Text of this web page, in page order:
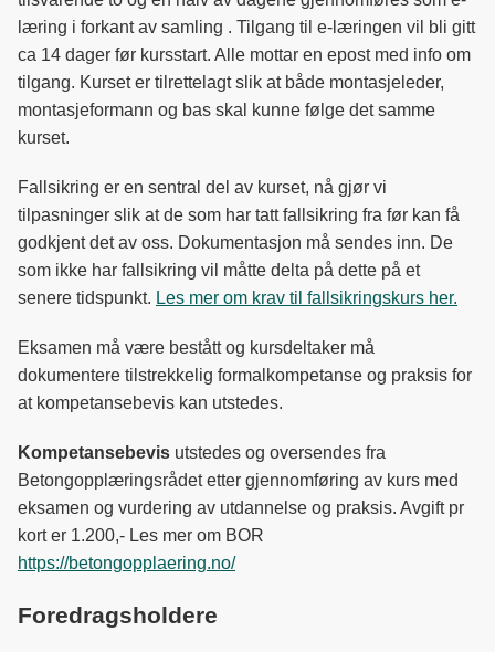
læring i forkant av samling . Tilgang til e-læringen vil bli gitt
ca 14 dager før kursstart. Alle mottar en epost med info om
tilgang. Kurset er tilrettelagt slik at både montasjeleder,
montasjeformann og bas skal kunne følge det samme
kurset.
Fallsikring er en sentral del av kurset, nå gjør vi
tilpasninger slik at de som har tatt fallsikring fra før kan få
godkjent det av oss. Dokumentasjon må sendes inn. De
som ikke har fallsikring vil måtte delta på dette på et
senere tidspunkt. Les mer om krav til fallsikringskurs her.
Eksamen må være bestått og kursdeltaker må
dokumentere tilstrekkelig formalkompetanse og praksis for
at kompetansebevis kan utstedes.
Kompetansebevis utstedes og oversendes fra
Betongopplæringsrådet etter gjennomføring av kurs med
eksamen og vurdering av utdannelse og praksis. Avgift pr
kort er 1.200,- Les mer om BOR
https://betongopplaering.no/
Foredragsholdere